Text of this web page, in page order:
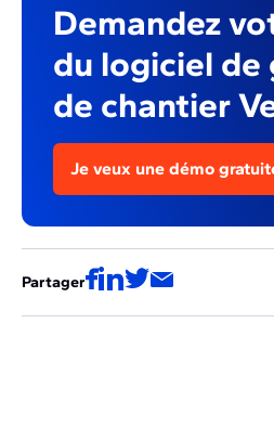
Demandez
du logiciel de
de chantier
Je veux une démo
Partager